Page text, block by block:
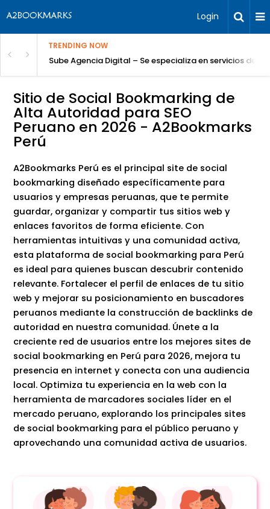
Login
TRENDING NOW
Sube Agencia Digital – Se especializa en servicios de
Sitio de Social Bookmarking de
Alta Autoridad para SEO
Peruano en 2026 - A2Bookmarks
Perú
A2Bookmarks Perú es el principal site de social
bookmarking diseñado específicamente para
usuarios y empresas peruanas, que te permite
guardar, organizar y compartir tus sitios web y
enlaces favoritos de forma eficiente. Con
herramientas intuitivas y una comunidad activa,
esta plataforma de social bookmarking para Perú
es ideal para quienes buscan descubrir contenido
relevante. Fortalecer el perfil de enlaces de tu sitio
web y mejorar su posicionamiento en buscadores
peruanos mediante la construcción de backlinks de
autoridad en nuestra comunidad. Únete a la
creciente red de usuarios entre los mejores sites de
social bookmarking en Perú para 2026, mejora tu
presencia en internet y conecta con una audiencia
local. Optimiza tu experiencia en la web con la
herramienta de marcadores sociales líder en el
mercado peruano, explorando los principales sites
de social bookmarking para el público peruano y
aprovechando una comunidad activa de usuarios.